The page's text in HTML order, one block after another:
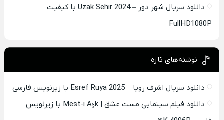
دانلود سریال شهر دور – Uzak Sehir 2024 با کیفیت
FullHD1080P
نوشته‌های تازه
دانلود سریال اشرف رویا – Esref Ruya 2025 با زیرنویس فارسی
دانلود فیلم سینمایی مست عشق | Mest-i Aşk با زیرنویس